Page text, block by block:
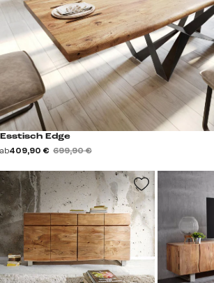
Esstisch Edge
ab409,90 € 699,90 €